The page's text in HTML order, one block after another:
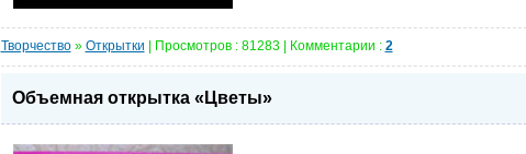
Творчество» Открытки | Просмотров : 81283 | Комментарии : 2
Объемная открытка «Цветы»